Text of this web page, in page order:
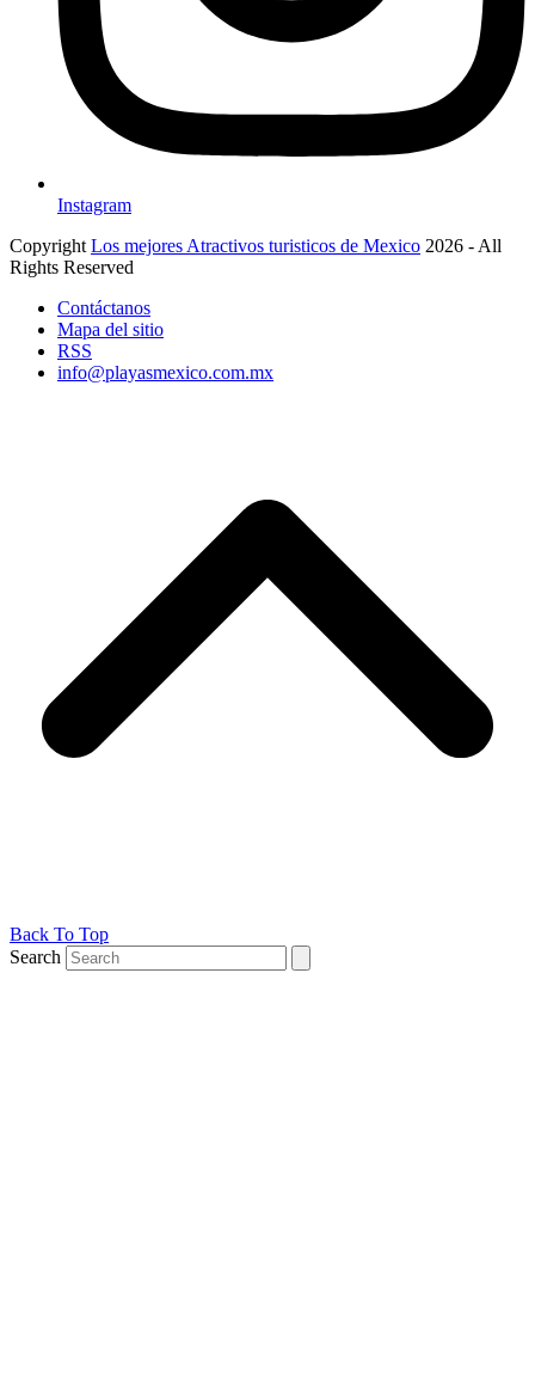
Instagram
Copyright Los mejores Atractivos turisticos de Mexico 2026 - All
Rights Reserved
Contáctanos
Mapa del sitio
RSS
info@playasmexico.com.mx
Back To Top
Search